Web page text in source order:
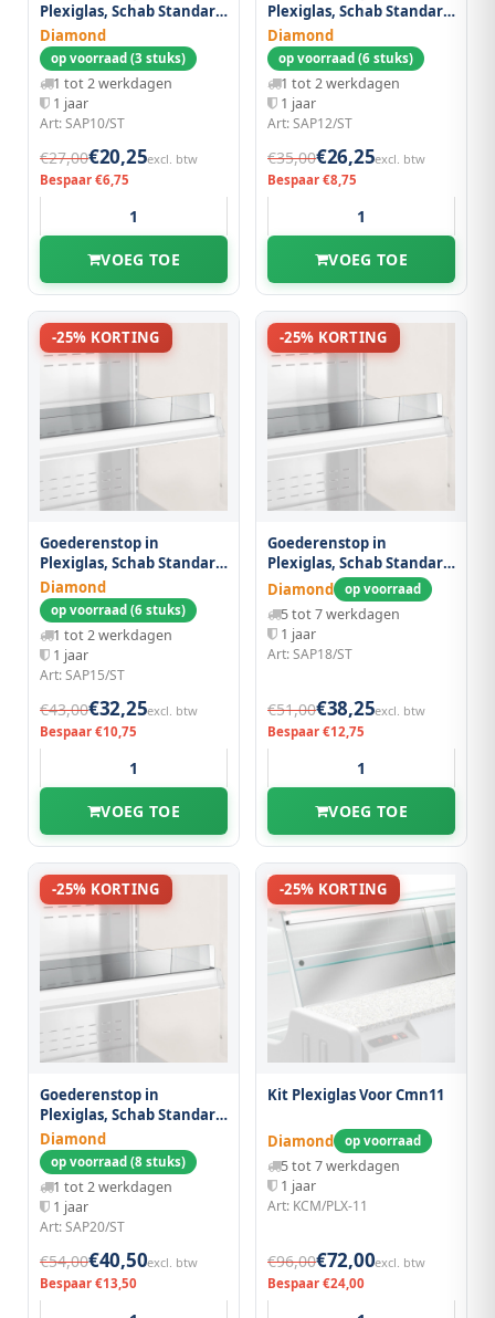
Plexiglas, Schab Standard
1000 mm
Diamond
op voorraad (3 stuks)
1 tot 2 werkdagen
1 jaar
Art: SAP10/ST
€27,00€20,25excl. btw
Bespaar €6,75
VOEG TOE
Plexiglas, Schab Standard
1200 mm
Diamond
op voorraad (6 stuks)
1 tot 2 werkdagen
1 jaar
Art: SAP12/ST
€35,00€26,25excl. btw
Bespaar €8,75
VOEG TOE
-25% KORTING
Goederenstop in
Plexiglas, Schab Standard
1500 mm
Diamond
op voorraad (6 stuks)
1 tot 2 werkdagen
1 jaar
Art: SAP15/ST
€43,00€32,25excl. btw
Bespaar €10,75
VOEG TOE
-25% KORTING
Goederenstop in
Plexiglas, Schab Standard
1800 mm
Diamond op voorraad
5 tot 7 werkdagen
1 jaar
Art: SAP18/ST
€51,00€38,25excl. btw
Bespaar €12,75
VOEG TOE
-25% KORTING
Goederenstop in
Plexiglas, Schab Standard
2000 mm
Diamond
op voorraad (8 stuks)
1 tot 2 werkdagen
1 jaar
Art: SAP20/ST
€54,00€40,50excl. btw
Bespaar €13,50
-25% KORTING
Kit Plexiglas Voor Cmn11
Diamond op voorraad
5 tot 7 werkdagen
1 jaar
Art: KCM/PLX-11
€96,00€72,00excl. btw
Bespaar €24,00